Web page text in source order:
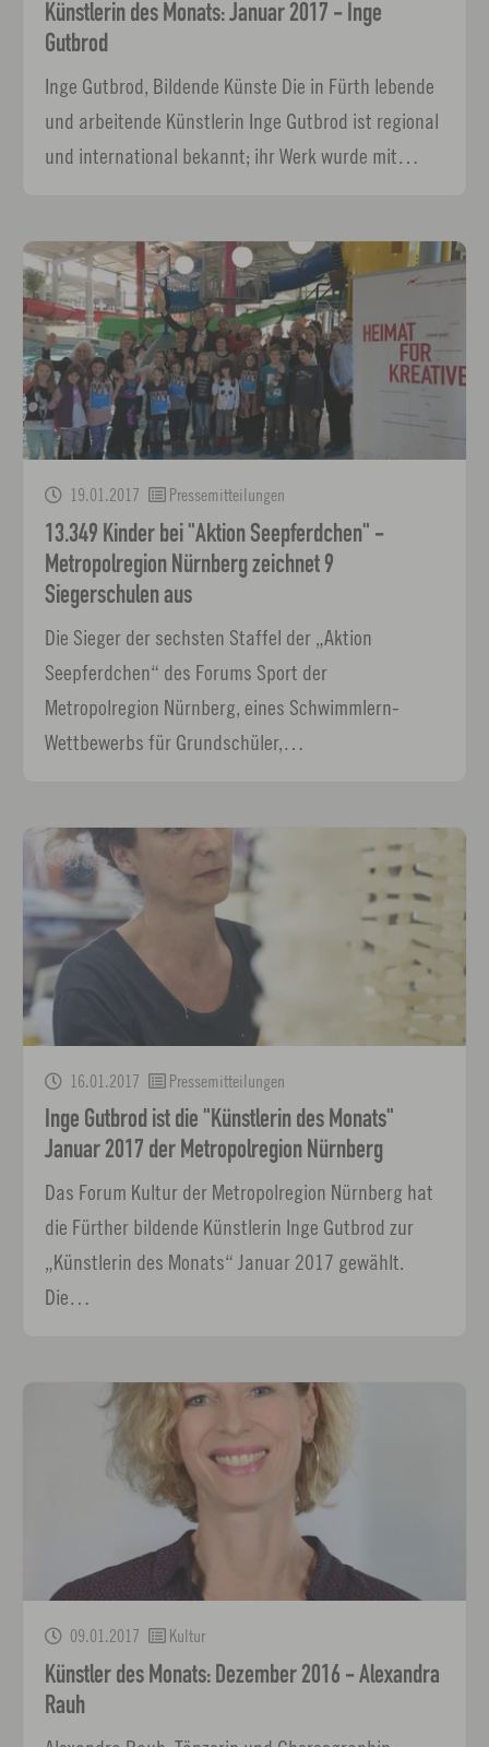
Künstlerin des Monats: Januar 2017 - Inge
Gutbrod
Inge Gutbrod, Bildende Künste Die in Fürth lebende
und arbeitende Künstlerin Inge Gutbrod ist regional
und international bekannt; ihr Werk wurde mit…
19.01.2017 Pressemitteilungen
13.349 Kinder bei "Aktion Seepferdchen" -
Metropolregion Nürnberg zeichnet 9
Siegerschulen aus
Die Sieger der sechsten Staffel der „Aktion
Seepferdchen“ des Forums Sport der
Metropolregion Nürnberg, eines Schwimmlern-
Wettbewerbs für Grundschüler,…
16.01.2017 Pressemitteilungen
Inge Gutbrod ist die "Künstlerin des Monats"
Januar 2017 der Metropolregion Nürnberg
Das Forum Kultur der Metropolregion Nürnberg hat
die Fürther bildende Künstlerin Inge Gutbrod zur
„Künstlerin des Monats“ Januar 2017 gewählt.
Die…
09.01.2017 Kultur
Künstler des Monats: Dezember 2016 - Alexandra
Rauh